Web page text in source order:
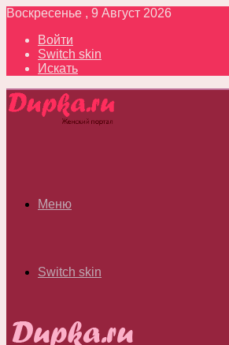
Воскресенье , 9 Август 2026
Войти
Switch skin
Искать
Меню
Switch skin